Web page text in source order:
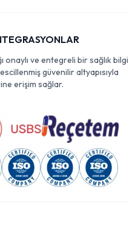
onaylı ve entegreli bir sağlık bilgi
güvenilir altyapısıyla
erişim sağlar.